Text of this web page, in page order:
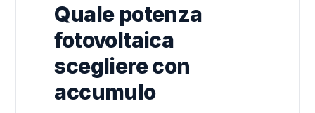
Quale potenza
fotovoltaica
scegliere con
accumulo